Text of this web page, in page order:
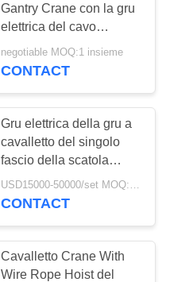
Gantry Crane con la gru
elettrica del cavo
metallico
negotiable MOQ:1 insieme
CONTACT
Gru elettrica della gru a
cavalletto del singolo
fascio della scatola
d'acciaio tipo 20T
USD15000-50000/set MOQ:1 set
CONTACT
Cavalletto Crane With
Wire Rope Hoist del